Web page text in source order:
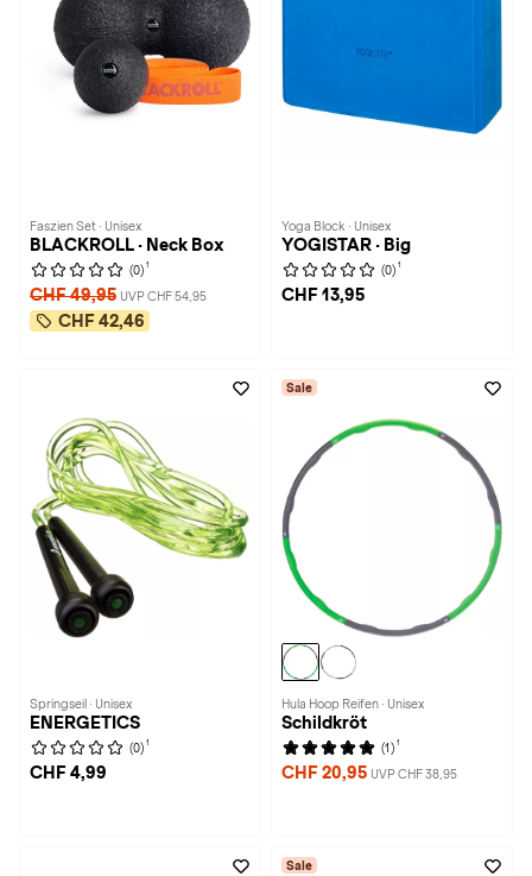
Faszien Set · Unisex
BLACKROLL · Neck Box
(0) 1
CHF 49,95 UVP CHF 54,95
CHF 42,46
Yoga Block · Unisex
YOGISTAR · Big
(0) 1
CHF 13,95
Springseil · Unisex
ENERGETICS
(0) 1
CHF 4,99
Sale
Hula Hoop Reifen · Unisex
Schildkröt
(1) 1
CHF 20,95 UVP CHF 38,95
Sale